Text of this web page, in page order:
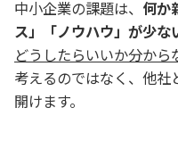
中小企業の課題は、 何か
ス」「ノウハウ」が少な
どうしたらいいか分から
考えるのではなく、他
開けます。